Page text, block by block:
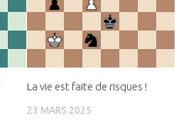
La vie est faite de risques !
23 MARS 2025